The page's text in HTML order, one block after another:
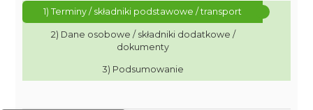
1) Terminy / składniki podstawowe / transport
2) Dane osobowe / składniki dodatkowe /
dokumenty
3) Podsumowanie